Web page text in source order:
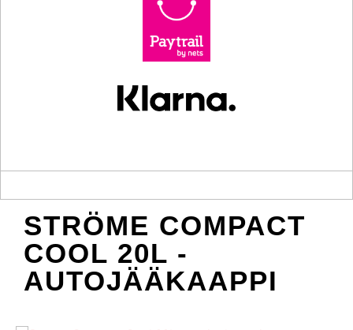
STRÖME COMPACT
COOL 20L -
AUTOJÄÄKAAPPI